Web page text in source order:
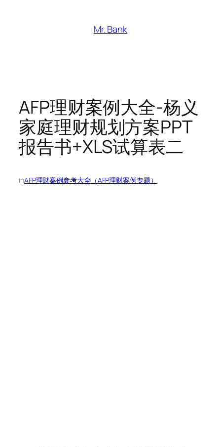
Mr. Bank
AFP理财案例大全-杨义
家庭理财规划方案PPT
报告书+XLS试算表二
inAFP理财案例参考大全（AFP理财案例专题）